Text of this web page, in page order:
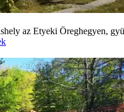
az Etyeki Öreghegyen,